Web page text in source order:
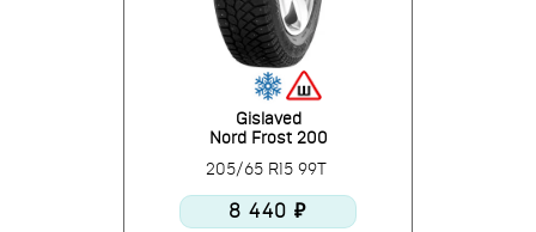
Gislaved
Nord Frost 200
205/65 R15 99T
8 440 ₽